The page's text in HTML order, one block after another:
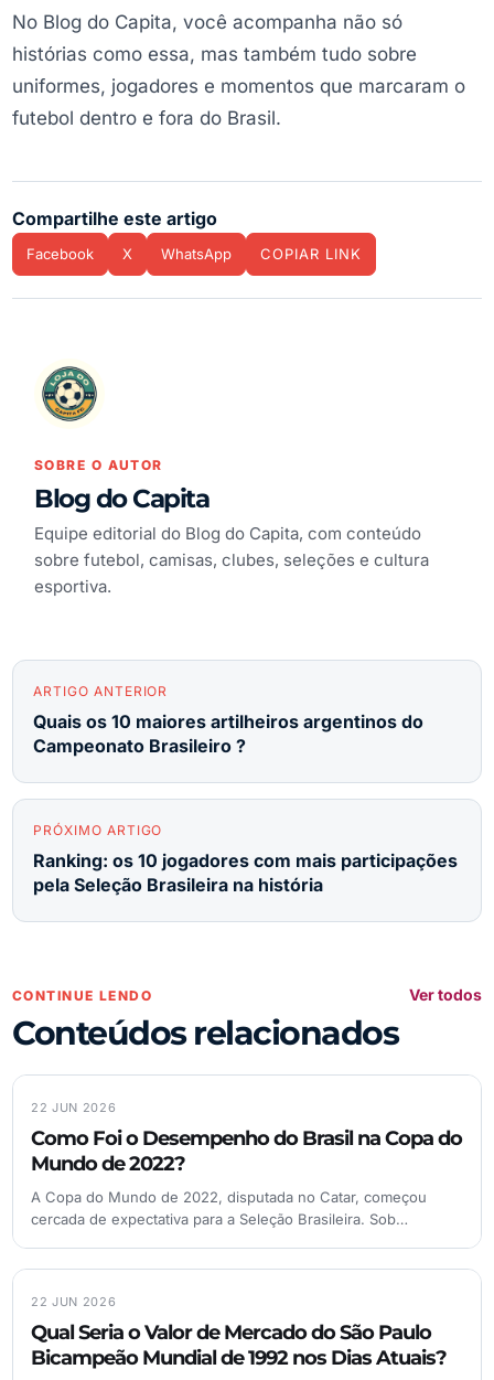
No Blog do Capita, você acompanha não só
histórias como essa, mas também tudo sobre
uniformes, jogadores e momentos que marcaram o
futebol dentro e fora do Brasil.
Compartilhe este artigo
Facebook X WhatsApp COPIAR LINK
SOBRE O AUTOR
Blog do Capita
Equipe editorial do Blog do Capita, com conteúdo
sobre futebol, camisas, clubes, seleções e cultura
esportiva.
ARTIGO ANTERIOR
Quais os 10 maiores artilheiros argentinos do
Campeonato Brasileiro ?
PRÓXIMO ARTIGO
Ranking: os 10 jogadores com mais participações
pela Seleção Brasileira na história
CONTINUE LENDO
Conteúdos relacionados
Ver todos
22 JUN 2026
Como Foi o Desempenho do Brasil na Copa do
Mundo de 2022?
A Copa do Mundo de 2022, disputada no Catar, começou
cercada de expectativa para a Seleção Brasileira. Sob…
22 JUN 2026
Qual Seria o Valor de Mercado do São Paulo
Bicampeão Mundial de 1992 nos Dias Atuais?